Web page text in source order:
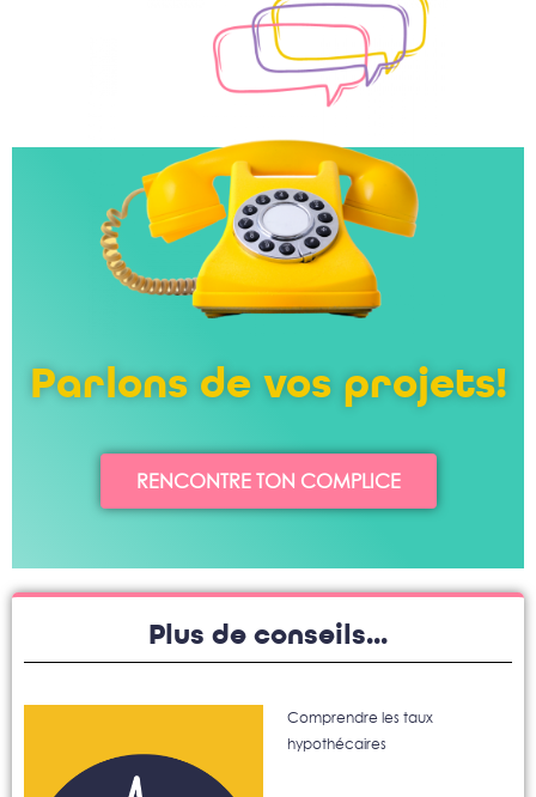
Parlons de vos projets!
RENCONTRE TON COMPLICE
Plus de conseils...
Comprendre les taux
hypothécaires